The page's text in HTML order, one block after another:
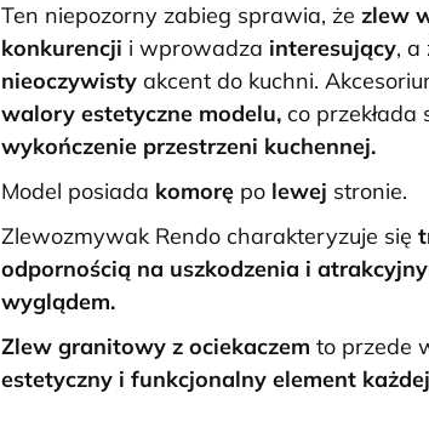
Ten niepozorny zabieg sprawia, że zlew
konkurencji i wprowadza interesujący, a
nieoczywisty akcent do kuchni.
walory estetyczne modelu, co przekłada
wykończenie przestrzeni kuchennej.
Model posiada komorę po lewej stronie.
Zlewozmywak Rendo charakteryzuje się
odpornością na uszkodzenia i
wyglądem.
Zlew granitowy z ociekaczem to przede
estetyczny i funkcjonalny element